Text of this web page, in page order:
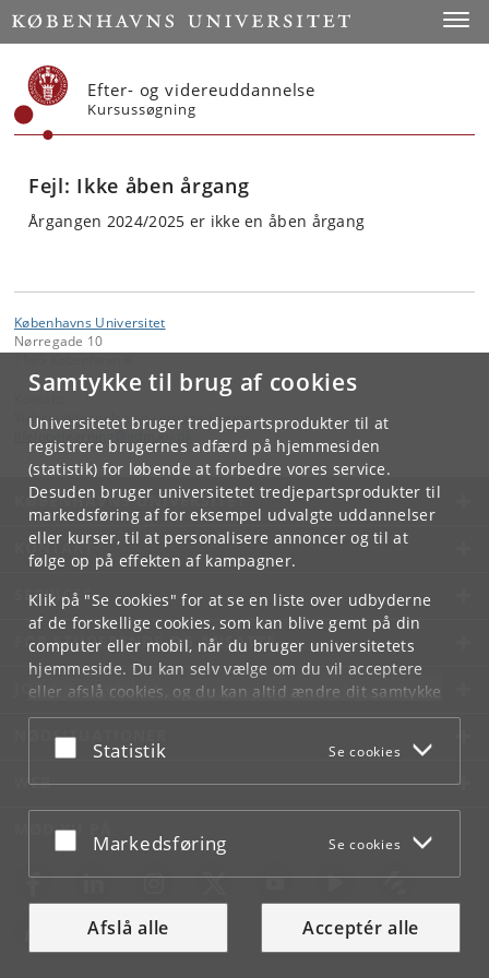
Samtykke til brug af cookies
Universitetet bruger tredjepartsprodukter til at
registrere brugernes adfærd på hjemmesiden
(statistik) for løbende at forbedre vores service.
Desuden bruger universitetet tredjepartsprodukter til
markedsføring af for eksempel udvalgte uddannelser
eller kurser, til at personalisere annoncer og til at
følge op på effekten af kampagner.
Klik på "Se cookies" for at se en liste over udbyderne
af de forskellige cookies, som kan blive gemt på din
computer eller mobil, når du bruger universitetets
hjemmeside. Du kan selv vælge om du vil acceptere
eller afslå cookies, og du kan altid ændre dit samtykke
underCookie- og privatlivspolitiksom du finder i
bunden af hver side.
Acceptér eller afslå
Statistik Se cookies
Acceptér eller afslå
Markedsføring Se cookies
Afslå alle Acceptér alle
Start
Efter- og videreuddannelse
Kursussøgning
Fejl: Ikke åben årgang
Årgangen 2024/2025 er ikke en åben årgang
Københavns Universitet
Nørregade 10
Videreuddannelse og Livslang Læring
.ku
KØBENHAVNS UNIVERSITET
KONTAKT
SERVICES
FOR STUDERENDE OG ANSATTE
JOB OG KARRIERE
NØDSITUATIONER
WEB
MØD KU PÅ